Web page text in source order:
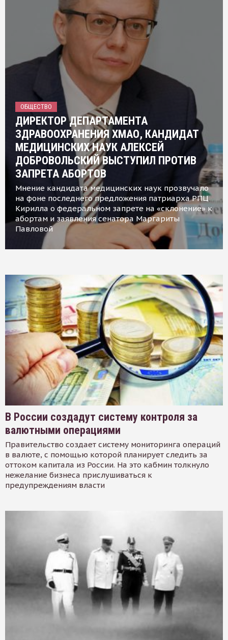
ОБЩЕСТВО
ДИРЕКТОР ДЕПАРТАМЕНТА
ЗДРАВООХРАНЕНИЯ ХМАО, КАНДИДАТ
МЕДИЦИНСКИХ НАУК АЛЕКСЕЙ
ДОБРОВОЛЬСКИЙ ВЫСТУПИЛ ПРОТИВ
ЗАПРЕТА АБОРТОВ
Мнение кандидата медицинских наук прозвучало
на фоне последнего предложения патриарха РПЦ
Кирилла о федеральном запрете на «склонение» к
абортам и заявления сенатора Маргариты
Павловой
В России создадут систему контроля за
валютными операциями
Правительство создает систему мониторинга операций
в валюте, с помощью которой планирует следить за
оттоком капитала из России. На это кабмин толкнуло
нежелание бизнеса прислушиваться к
предупреждениям власти